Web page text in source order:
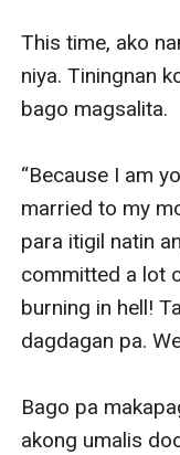
This time, ako
niya. Tiningnan
bago magsalita.
“Because I am
married to my
para itigil natin
committed a lot
burning in hell!
dagdagan pa.
Bago pa
akong umalis